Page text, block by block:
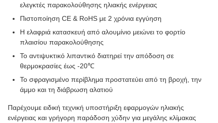
ελεγκτές παρακολούθησης ηλιακής ενέργειας
Πιστοποίηση CE & RoHS με 2 χρόνια εγγύηση
Η ελαφριά κατασκευή από αλουμίνιο μειώνει το φορτίο
πλαισίου παρακολούθησης
Το αντιψυκτικό λιπαντικό διατηρεί την απόδοση σε
θερμοκρασίες έως -20℃
Το σφραγισμένο περίβλημα προστατεύει από τη βροχή, την
άμμο και τη διάβρωση αλατιού
Παρέχουμε ειδική τεχνική υποστήριξη εφαρμογών ηλιακής
ενέργειας και γρήγορη παράδοση χύδην για μεγάλης κλίμακας